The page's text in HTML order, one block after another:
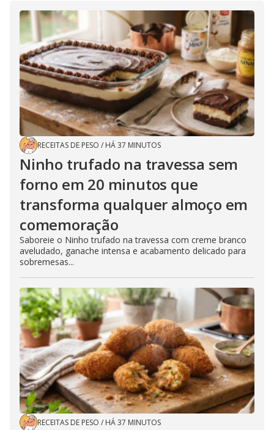
RECEITAS DE PESO / HÁ 37 MINUTOS
Ninho trufado na travessa sem
forno em 20 minutos que
transforma qualquer almoço em
comemoração
Saboreie o Ninho trufado na travessa com creme branco
aveludado, ganache intensa e acabamento delicado para
sobremesas...
RECEITAS DE PESO / HÁ 37 MINUTOS